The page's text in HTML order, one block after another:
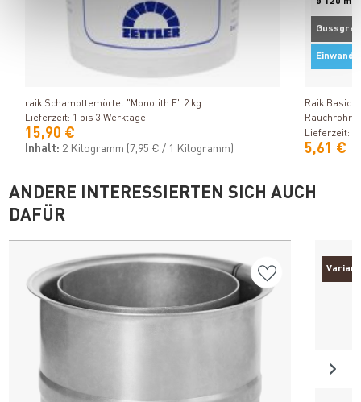
Produkt ansehen
raik Schamottemörtel "Monolith E" 2 kg
Lieferzeit: 1 bis 3 Werktage
15,90 €
Inhalt: 2 Kilogramm (7,95 € / 1 Kilogramm)
Gussgrau
Einwandig
Raik Basic
Rauchrohr /
Lieferzeit: 1
5,61 €
ANDERE INTERESSIERTEN SICH AUCH
DAFÜR